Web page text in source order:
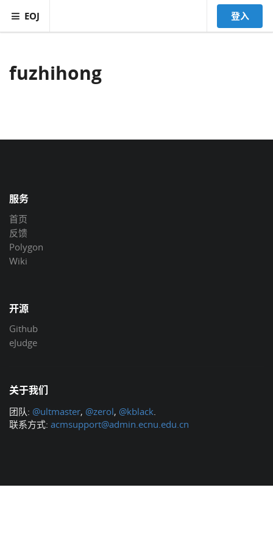
EOJ 登入
fuzhihong
服务
首页
反馈
Polygon
Wiki
开源
Github
eJudge
关于我们
团队: @ultmaster, @zerol, @kblack
联系方式: acmsupport@admin.ecnu.edu.cn